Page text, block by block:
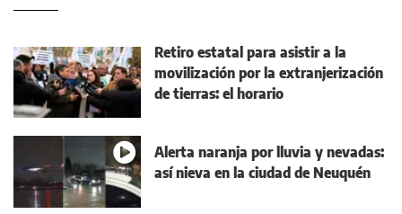
Retiro estatal para asistir a la
movilización por la extranjerización
de tierras: el horario
Alerta naranja por lluvia y nevadas:
así nieva en la ciudad de Neuquén